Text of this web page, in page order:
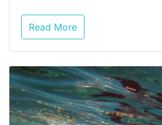
Read More